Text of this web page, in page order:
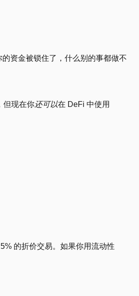
资金被锁住了，什么别的事都做不
但现在你还可以在 DeFi 中使用
的折价交易。如果你用流动性